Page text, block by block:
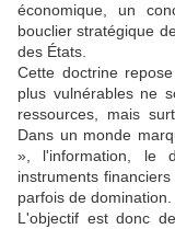
économique, un
bouclier stratégique
des États.
Cette doctrine
plus vulnérables ne
ressources, mais
Dans un monde
», l'information, le
instruments
parfois de domination.
L'objectif est donc